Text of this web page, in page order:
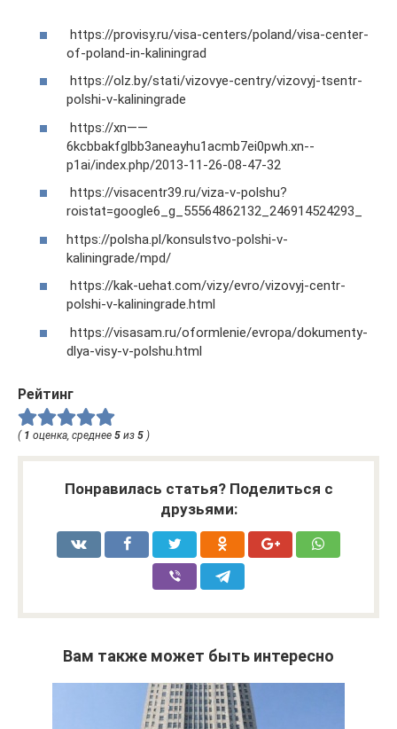
https://provisy.ru/visa-centers/poland/visa-center-
of-poland-in-kaliningrad
https://olz.by/stati/vizovye-centry/vizovyj-tsentr-
polshi-v-kaliningrade
https://xn——
6kcbbakfglbb3aneayhu1acmb7ei0pwh.xn--
p1ai/index.php/2013-11-26-08-47-32
https://visacentr39.ru/viza-v-polshu?
roistat=google6_g_55564862132_246914524293_
https://polsha.pl/konsulstvo-polshi-v-
kaliningrade/mpd/
https://kak-uehat.com/vizy/evro/vizovyj-centr-
polshi-v-kaliningrade.html
https://visasam.ru/oformlenie/evropa/dokumenty-
dlya-visy-v-polshu.html
Рейтинг
( 1 оценка, среднее 5 из 5 )
Понравилась статья? Поделиться с
друзьями:
Вам также может быть интересно